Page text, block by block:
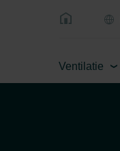
Ventilatie